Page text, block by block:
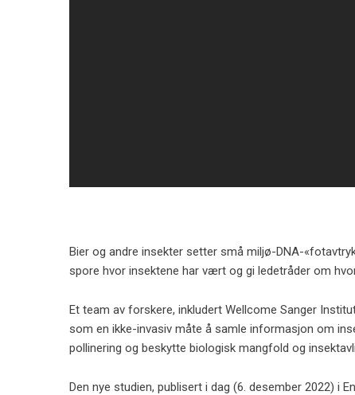
Bier og andre insekter setter små miljø-DNA-
spore hvor insektene har vært og gi ledetråder om
Et team av forskere, inkludert Wellcome Sanger
som en ikke-invasiv måte å samle informasjon om
pollinering og beskytte biologisk mangfold og
Den nye studien, publisert i dag (6. desember 2022) i